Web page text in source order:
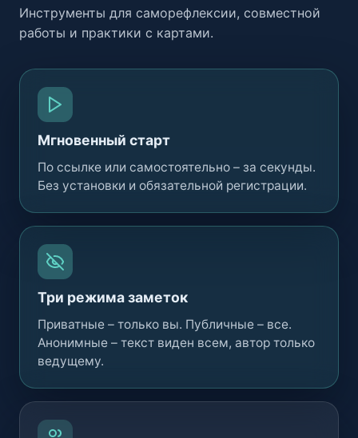
Инструменты для саморефлексии, совместной
работы и практики с картами.
Мгновенный старт
По ссылке или самостоятельно – за секунды.
Без установки и обязательной регистрации.
Три режима заметок
Приватные – только вы. Публичные – все.
Анонимные – текст виден всем, автор только
ведущему.